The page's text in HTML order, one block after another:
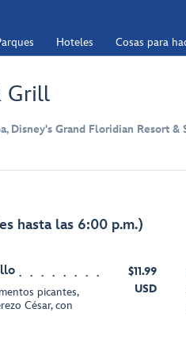
Hoteles Cosas para
Grill
Disney's Grand Floridian Resort &
hasta las 6:00 p.m.)
picantes,
César, con
$11.99
USD